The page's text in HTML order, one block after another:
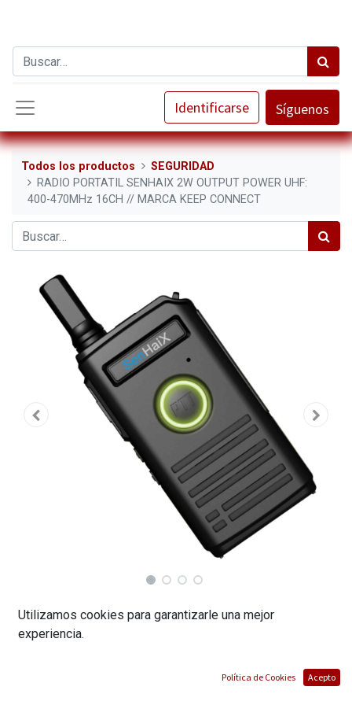
Identificarse Síguenos
Todos los productos
SEGURIDAD
RADIO PORTATIL SENHAIX 2W OUTPUT POWER UHF:
400-470MHz 16CH // MARCA KEEP CONNECT
RADIO PORTATIL SENHAIX 2W OUTPUT
POWER UHF: 400-470MHz 16CH // MARCA
Utilizamos cookies para garantizarle una mejor
experiencia.
Política de Cookies Acepto